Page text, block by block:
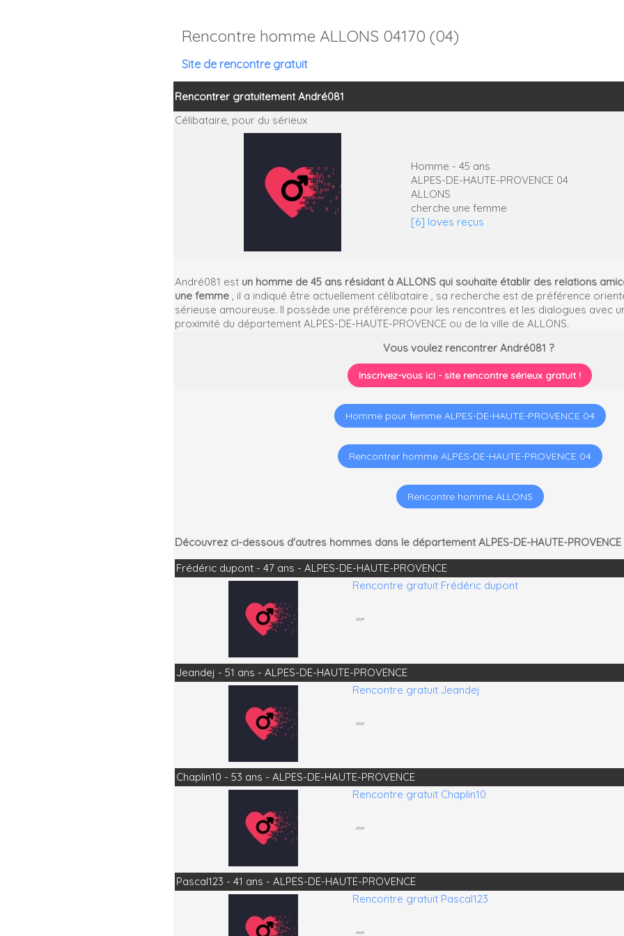
Rencontre homme ALLONS 04170 (04)
Site de rencontre gratuit
Rencontrer gratuitement André081
Célibataire, pour du sérieux
Homme - 45 ans
ALPES-DE-HAUTE-PROVENCE 04
ALLONS
cherche une femme
[6] loves reçus
André081 est un homme de 45 ans résidant à ALLONS qui souhaite établir des relations
une femme , il a indiqué être actuellement célibataire , sa recherche est de préférence
sérieuse amoureuse. Il possède une préférence pour les rencontres et les dialogues avec
proximité du département ALPES-DE-HAUTE-PROVENCE ou de la ville de ALLONS.
Vous voulez rencontrer André081 ?
Inscrivez-vous ici - site rencontre sérieux gratuit !
Homme pour femme ALPES-DE-HAUTE-PROVENCE 04
Rencontrer homme ALPES-DE-HAUTE-PROVENCE 04
Rencontre homme ALLONS
Découvrez ci-dessous d'autres hommes dans le département ALPES-DE-HAUTE-PROVENCE
Frédéric dupont - 47 ans - ALPES-DE-HAUTE-PROVENCE
Rencontre gratuit Frédéric dupont
""
Jeandej - 51 ans - ALPES-DE-HAUTE-PROVENCE
Rencontre gratuit Jeandej
""
Chaplin10 - 53 ans - ALPES-DE-HAUTE-PROVENCE
Rencontre gratuit Chaplin10
""
Pascal123 - 41 ans - ALPES-DE-HAUTE-PROVENCE
Rencontre gratuit Pascal123